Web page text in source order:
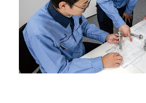
商品・サービス
導入事例
採用情報